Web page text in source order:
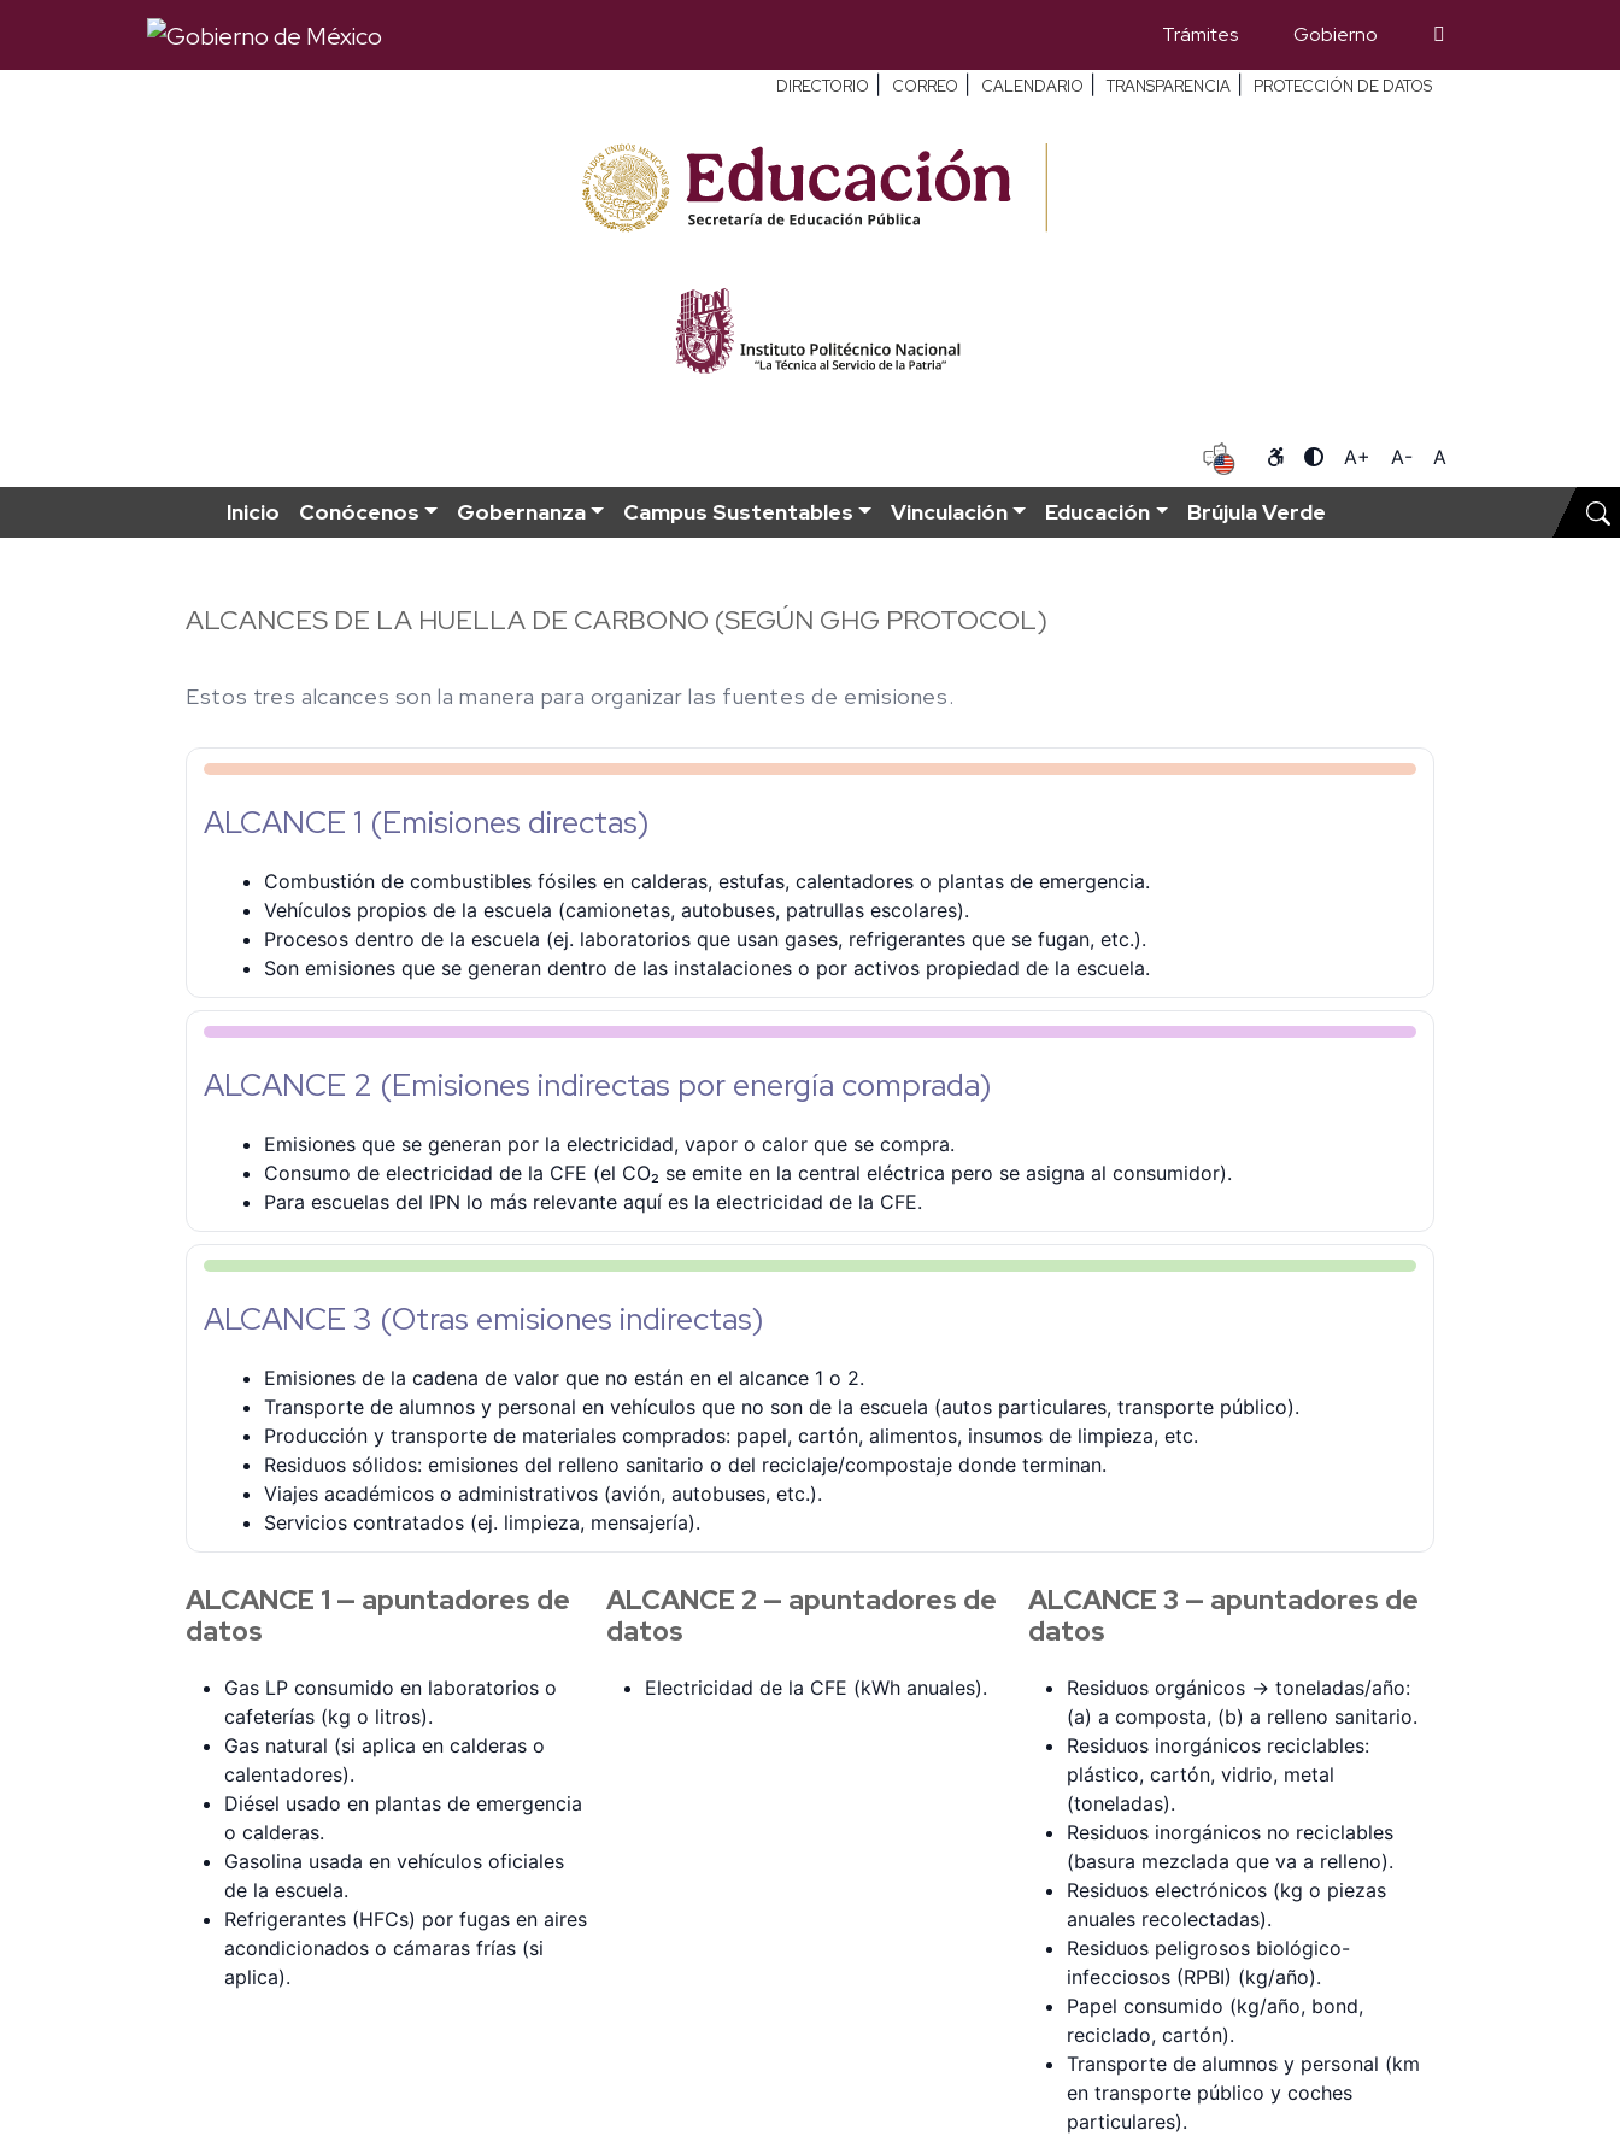
Trámites Gobierno
DIRECTORIO CORREO CALENDARIO TRANSPARENCIA PROTECCIÓN DE DATOS
A+ A- A
Inicio Conócenos Gobernanza Campus Sustentables Vinculación Educación Brújula Verde
ALCANCES DE LA HUELLA DE CARBONO (SEGÚN GHG PROTOCOL)
Estos tres alcances son la manera para organizar las fuentes de emisiones.
ALCANCE 1 (Emisiones directas)
Combustión de combustibles fósiles en calderas, estufas, calentadores o plantas de emergencia.
Vehículos propios de la escuela (camionetas, autobuses, patrullas escolares).
Procesos dentro de la escuela (ej. laboratorios que usan gases, refrigerantes que se fugan, etc.).
Son emisiones que se generan dentro de las instalaciones o por activos propiedad de la escuela.
ALCANCE 2 (Emisiones indirectas por energía comprada)
Emisiones que se generan por la electricidad, vapor o calor que se compra.
Consumo de electricidad de la CFE (el CO₂ se emite en la central eléctrica pero se asigna al consumidor).
Para escuelas del IPN lo más relevante aquí es la electricidad de la CFE.
ALCANCE 3 (Otras emisiones indirectas)
Emisiones de la cadena de valor que no están en el alcance 1 o 2.
Transporte de alumnos y personal en vehículos que no son de la escuela (autos particulares, transporte público).
Producción y transporte de materiales comprados: papel, cartón, alimentos, insumos de limpieza, etc.
Residuos sólidos: emisiones del relleno sanitario o del reciclaje/compostaje donde terminan.
Viajes académicos o administrativos (avión, autobuses, etc.).
Servicios contratados (ej. limpieza, mensajería).
ALCANCE 1 — apuntadores de
datos
Gas LP consumido en laboratorios o
cafeterías (kg o litros).
Gas natural (si aplica en calderas o
calentadores).
Diésel usado en plantas de emergencia
o calderas.
Gasolina usada en vehículos oficiales
de la escuela.
Refrigerantes (HFCs) por fugas en aires
acondicionados o cámaras frías (si
aplica).
ALCANCE 2 — apuntadores de
datos
Electricidad de la CFE (kWh anuales).
ALCANCE 3 — apuntadores de
datos
Residuos orgánicos → toneladas/año:
(a) a composta, (b) a relleno sanitario.
Residuos inorgánicos reciclables:
plástico, cartón, vidrio, metal
(toneladas).
Residuos inorgánicos no reciclables
(basura mezclada que va a relleno).
Residuos electrónicos (kg o piezas
anuales recolectadas).
Residuos peligrosos biológico-
infecciosos (RPBI) (kg/año).
Papel consumido (kg/año, bond,
reciclado, cartón).
Transporte de alumnos y personal (km
en transporte público y coches
particulares).